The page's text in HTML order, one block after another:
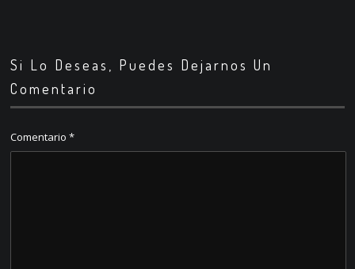
Si Lo Deseas, Puedes Dejarnos Un
Comentario
Comentario*